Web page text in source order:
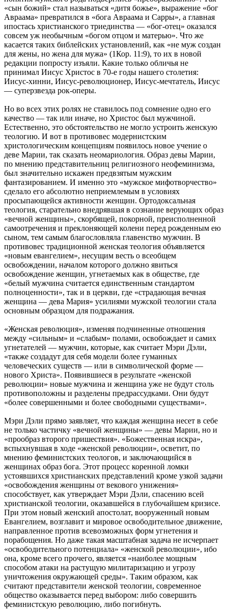
«сын божий» стал называться «дитя божье», выражение «бог
Авраама» превратился в «бога Авраама и Сарры», а главная
ипостась христианского триединства — «бог-отец» оказался
совсем уж необычным «богом отцом и матерью». Что же
касается таких библейских установлений, как «не муж создан
для жены, но жена для мужа» (1Кор. 11:9), то их в новой
редакции попросту изъяли. Какие только обличья не
принимал Иисус Христос в 70-е годы нашего столетия:
Иисус-хинни, Иисус-революционер, Иисус-мечтатель, Иисус
— суперзвезда рок-оперы.
Но во всех этих ролях не ставилось под сомнение одно его
качество — так или иначе, но Христос был мужчиной.
Естественно, это обстоятельство не могло устроить женскую
теологию. И вот в противовес модернистским
христологическим концепциям появилось новое учение о
деве Марии, так сказать неомариология. Образ девы Марии,
по мнению представительниц религиозного неофеминизма,
был значительно искажен предвзятым мужским
фантазированием. И именно это «мужское мифотворчество»
сделало его абсолютно неприемлемым в условиях
просыпающейся активности женщин. Ортодоксальная
теология, старательно внедрявшая в сознание верующих образ
«вечной женщины», скорбящей, покорной, преисполненной
самоотречения и преклоняющей колени перед рожденным ею
сыном, тем самым благословляла главенство мужчин. В
противовес традиционной женская теология объявляется
«новым евангелием», несущим весть о всеобщем
освобождении, началом которого должно явиться
освобождение женщин, угнетаемых как в обществе, где
«белый мужчина считается единственным стандартом
полноценности», так и в церкви, где «страдающая вечная
женщина — дева Мария» усилиями мужской теологии стала
основным образцом для подражания.
«Женская революция», изменяя подчиненные отношения
между «сильным» и «слабым» полами, освобождает и самих
угнетателей — мужчин, которые, как считает Мэри Дэли,
«также создадут для себя модели более гуманных
человеческих существ — или в символической форме —
нового Христа». Появившиеся в результате «женской
революции» новые мужчина и женщина уже не будут столь
противоположны и разделены предрассудками. Они будут
«более совершенными и более свободными существами».
Мэри Дэли прямо заявляет, что каждая женщина несет в себе
не только частичку «вечной женщины» — девы Марии, но и
«прообраз второго пришествия». «Божественная искра»,
вспыхнувшая в ходе «женской революции», осветит, по
мнению феминистских теологов, и заключающийся в
женщинах образ бога. Этот процесс коренной ломки
устоявшихся христианских представлений кроме узкой задачи
«освобождения женщины от векового унижения»
способствует, как утверждает Мэри Дэли, спасению всей
христианской теологии, оказавшейся в глубочайшем кризисе.
При этом новый женский апостолат, вооруженный новым
Евангелием, возглавит и мировое освободительное движение,
направленное против всевозможных форм угнетения и
порабощения. Но даже такая масштабная задача не исчерпает
«освободительного потенциала» «женской революции», ибо
она, кроме всего прочего, является «наиболее мощным
способом атаки на растущую милитаризацию и угрозу
уничтожения окружающей среды». Таким образом, как
считают представители женской теологии, современное
общество оказывается перед выбором: либо совершить
феминистскую революцию, либо погибнуть.